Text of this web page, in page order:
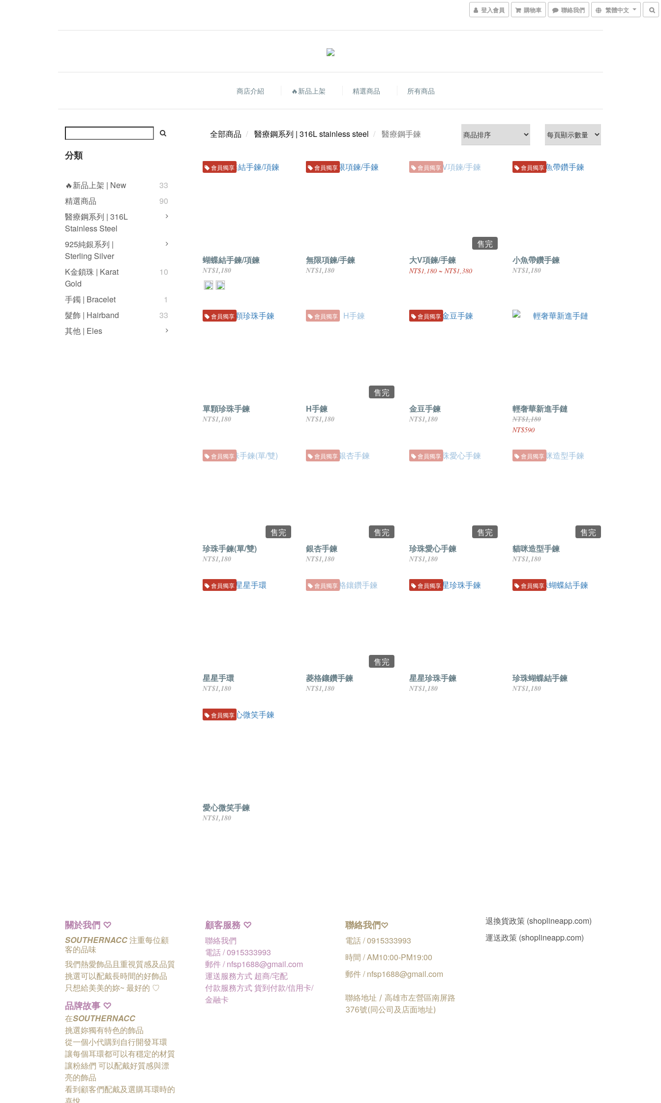
登入會員 購物車 聯絡我們 繁體中文
商店介紹 🔥新品上架 精選商品 所有商品
分類
🔥新品上架 | New
33
精選商品
90
醫療鋼系列 | 316L
Stainless Steel
925純銀系列 |
Sterling Silver
K金鎖珠 | Karat
Gold
10
手鐲 | Bracelet
1
髮飾 | Hairband
33
其他 | Eles
全部商品 醫療鋼系列 | 316L stainless steel 醫療鋼手鍊
會員獨享
蝴蝶結手鍊/項鍊
NT$1,180
會員獨享
無限項鍊/手鍊
NT$1,180
會員獨享
售完
大V項鍊/手鍊
NT$1,180 ~ NT$1,380
會員獨享
小魚帶鑽手鍊
NT$1,180
會員獨享
單顆珍珠手鍊
NT$1,180
會員獨享
售完
H手鍊
NT$1,180
會員獨享
金豆手鍊
NT$1,180
輕奢華新進手鏈
NT$1,180
NT$590
會員獨享
售完
珍珠手鍊(單/雙)
NT$1,180
會員獨享
售完
銀杏手鍊
NT$1,180
會員獨享
售完
珍珠愛心手鍊
NT$1,180
會員獨享
售完
貓咪造型手鍊
NT$1,180
會員獨享
星星手環
NT$1,180
會員獨享
售完
菱格鑲鑽手鍊
NT$1,180
會員獨享
星星珍珠手鍊
NT$1,180
會員獨享
珍珠蝴蝶結手鍊
NT$1,180
會員獨享
愛心微笑手鍊
NT$1,180
關於我們 ♡
SOUTHERNACC注重每位顧
客的品味
我們熱愛飾品且重視質感及品質
挑選可以配戴長時間的好飾品
只想給美美的妳~ 最好的 ♡
品牌故事 ♡
在SOUTHERNACC
挑選妳獨有特色的飾品
從一個小代購到自行開發耳環
讓每個耳環都可以有穩定的材質
讓粉絲們 可以配戴好質感與漂
亮的飾品
看到顧客們配戴及選購耳環時的
顧客服務 ♡
聯絡我們
電話 / 0915333993
郵件 / nfsp1688@gmail.com
運送服務方式 超商/宅配
付款服務方式 貨到付款/信用卡/
金融卡
聯絡我們♡
電話 / 0915333993
時間 / AM10:00-PM19:00
郵件 / nfsp1688@gmail.com
聯絡地址 / 高雄市左營區南屏路
376號(同公司及店面地址)
退換貨政策 (shoplineapp.com)
運送政策 (shoplineapp.com)